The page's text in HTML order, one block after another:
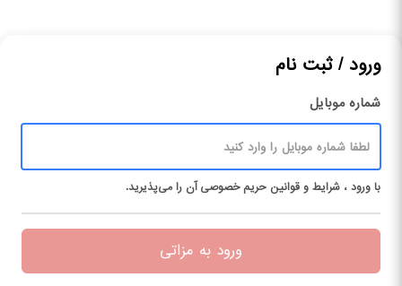
ورود / ثبت نام
شماره موبایل
با ورود ، شرایط و قوانین حریم ‌خصوصی آن را می‌پذیرید.
ورود به مزاتی